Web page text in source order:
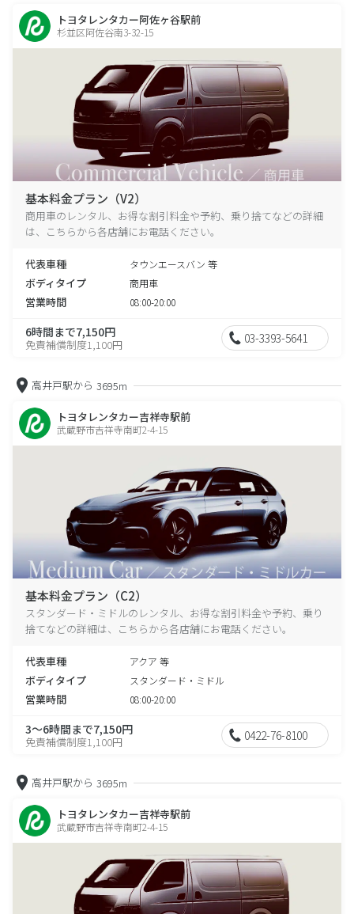
トヨタレンタカー阿佐ヶ谷駅前
杉並区阿佐谷南3-32-15
基本料金プラン（V2）
商用車のレンタル、お得な割引料金や予約、乗り捨てなどの詳細
は、こちらから各店舗にお電話ください。
代表車種 タウンエースバン 等
ボディタイプ 商用車
営業時間 08:00-20:00
6時間まで7,150円
免責補償制度1,100円 03-3393-5641
高井戸駅から 3695m
トヨタレンタカー吉祥寺駅前
武蔵野市吉祥寺南町2-4-15
基本料金プラン（C2）
スタンダード・ミドルのレンタル、お得な割引料金や予約、乗り
捨てなどの詳細は、こちらから各店舗にお電話ください。
代表車種 アクア 等
ボディタイプ スタンダード・ミドル
営業時間 08:00-20:00
3～6時間まで7,150円
免責補償制度1,100円 0422-76-8100
高井戸駅から 3695m
トヨタレンタカー吉祥寺駅前
武蔵野市吉祥寺南町2-4-15